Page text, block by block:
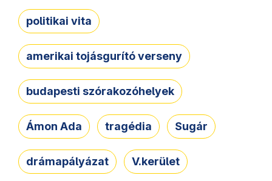
politikai vita
amerikai tojásgurító verseny
budapesti szórakozóhelyek
Ámon Ada tragédia Sugár
drámapályázat V.kerület